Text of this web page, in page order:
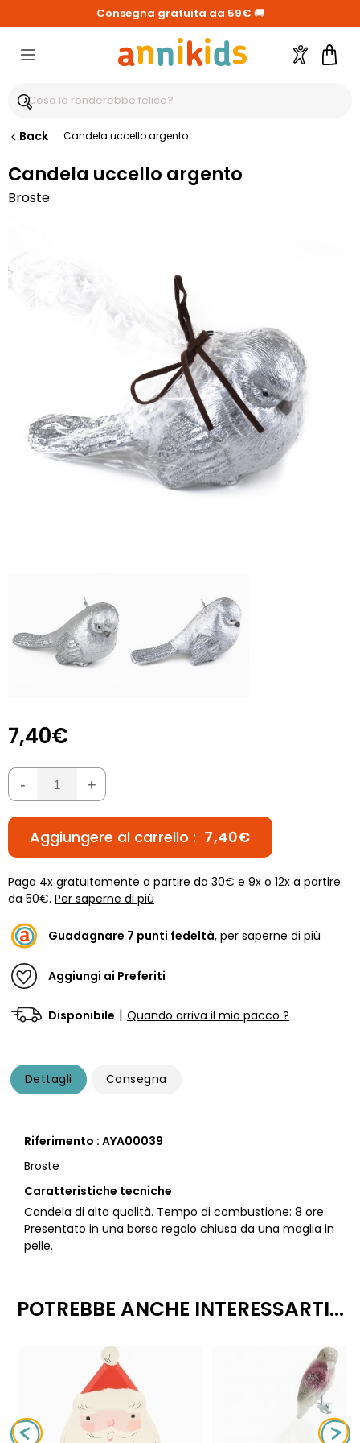
Consegna gratuita da 59€ 🚚
Account
Back Candela uccello argento
Candela uccello argento
Broste
7,40€
- +
Aggiungere al carrello : 7,40€
Paga 4x gratuitamente a partire da 30€ e 9x o 12x a partire
da 50€. Per saperne di più
Guadagnare 7 punti fedeltà, per saperne di più
Aggiungi ai Preferiti
Disponibile | Quando arriva il mio pacco ?
Dettagli Consegna
Riferimento : AYA00039
Broste
Caratteristiche tecniche
Candela di alta qualità. Tempo di combustione: 8 ore.
Presentato in una borsa regalo chiusa da una maglia in
pelle.
POTREBBE ANCHE INTERESSARTI...